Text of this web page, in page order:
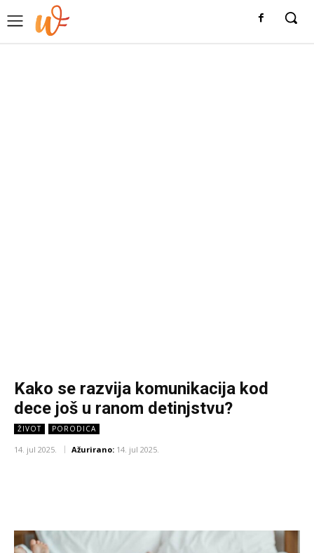
Kako se razvija komunikacija kod
dece još u ranom detinjstvu?
ŽIVOT PORODICA
14. jul 2025. Ažurirano: 14. jul 2025.